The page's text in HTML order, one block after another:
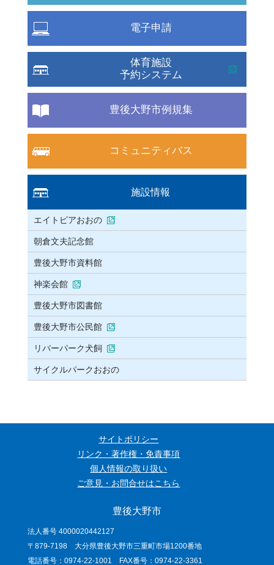
電子申請
体育施設
予約システム
豊後大野市例規集
コミュニティバス
施設情報
エイトピアおおの
朝倉文夫記念館
豊後大野市資料館
神楽会館
豊後大野市図書館
豊後大野市公民館
リバーパーク犬飼
サイクルパークおおの
サイトポリシー
リンク・著作権・免責事項
個人情報の取り扱い
ご意見・お問合せはこちら
豊後大野市
法人番号 4000020442127
〒879-7198 大分県豊後大野市三重町市場1200番地
電話番号：0974-22-1001 FAX番号：0974-22-3361